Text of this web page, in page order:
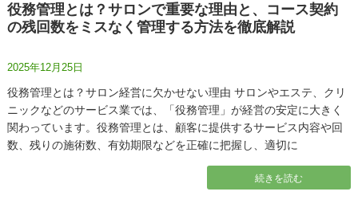
役務管理とは？サロンで重要な理由と、コース契約
の残回数をミスなく管理する方法を徹底解説
2025年12月25日
役務管理とは？サロン経営に欠かせない理由 サロンやエステ、クリ
ニックなどのサービス業では、「役務管理」が経営の安定に大きく
関わっています。役務管理とは、顧客に提供するサービス内容や回
数、残りの施術数、有効期限などを正確に把握し、適切に
続きを読む